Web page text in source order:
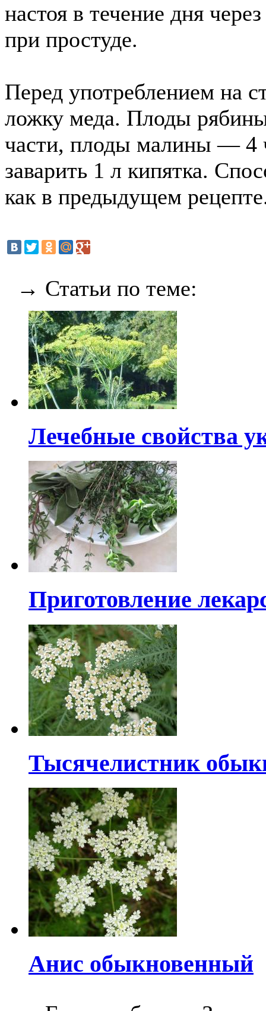
настоя в течение дня
при простуде.
Перед употреблением на
ложку меда. Плоды
части, плоды малины — 4
заварить 1 л кипятка.
как в предыдущем
→ Статьи по теме:
Лечебные свойства
Приготовление
Тысячелистник
Анис обыкновенный